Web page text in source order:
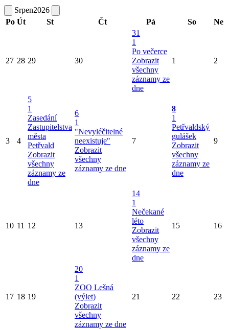
Srpen2026
Po Út St Čt Pá So Ne
27 28 29 30
31
1
Po večerce
Zobrazit
všechny
záznamy ze
dne
1 2
3 4
5
1
Zasedání
Zastupitelstva
města
Petřvald
Zobrazit
všechny
záznamy ze
dne
6
1
"Nevyléčitelné
neexistuje"
Zobrazit
všechny
záznamy ze dne
7
8
1
Petřvaldský
gulášek
Zobrazit
všechny
záznamy ze
dne
9
10 11 12 13
14
1
Nečekané
léto
Zobrazit
všechny
záznamy ze
dne
15 16
17 18 19
20
1
ZOO Lešná
(výlet)
Zobrazit
všechny
záznamy ze dne
21 22 23